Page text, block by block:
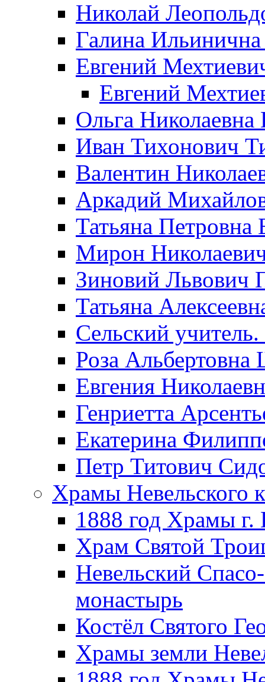
Николай
Галина
Евгений
Евгений
Ольга Николаевна
Иван Тихонович
Валентин
Аркадий
Татьяна Петровна
Мирон
Зиновий Львович
Татьяна
Сельский
Роза
Евгения
Генриетта
Екатерина
Петр Титович
Храмы Невельского
1888 год Храмы г.
Храм Святой
Невельский
монастырь
Костёл Святого
Храмы земли